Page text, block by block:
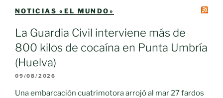
NOTICIAS «EL MUNDO»
La Guardia Civil interviene más de
800 kilos de cocaína en Punta Umbría
(Huelva)
09/08/2026
Una embarcación cuatrimotora arrojó al mar 27 fardos